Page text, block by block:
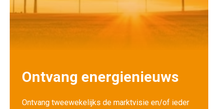
Ontvang energienieuws
Ontvang tweewekelijks de marktvisie en/of ieder